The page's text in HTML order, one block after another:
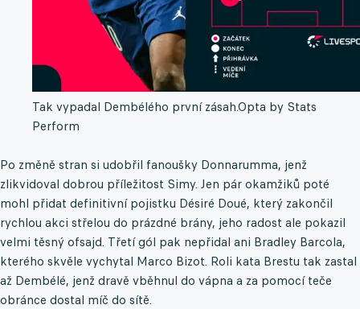
Tak vypadal Dembélého první zásah.Opta by Stats
Perform
Po změně stran si udobřil fanoušky Donnarumma, jenž
zlikvidoval dobrou příležitost Simy. Jen pár okamžiků poté
mohl přidat definitivní pojistku Désiré Doué, který zakončil
rychlou akci střelou do prázdné brány, jeho radost ale pokazil
velmi těsný ofsajd. Třetí gól pak nepřidal ani Bradley Barcola,
kterého skvěle vychytal Marco Bizot. Roli kata Brestu tak zastal
až Dembélé, jenž dravě vběhnul do vápna a za pomocí teče
obránce dostal míč do sítě.